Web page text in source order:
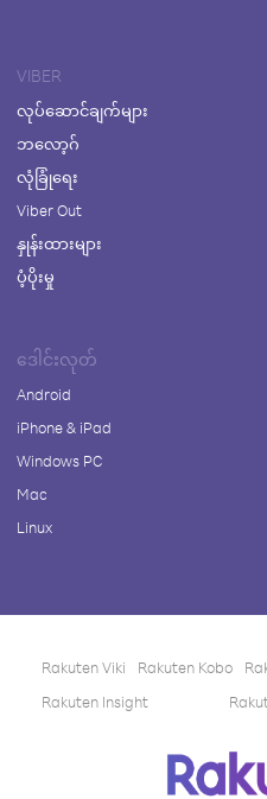
VIBER
လုပ်ဆောင်ချက်များ
ဘလော့ဂ်
လုံခြုံရေး
Viber Out
နှုန်းထားများ
ပံ့ပိုးမှု
ဒေါင်းလုတ်
Android
iPhone & iPad
Windows PC
Mac
Linux
Rakuten Viki Rakuten Kobo
Rakuten Insight